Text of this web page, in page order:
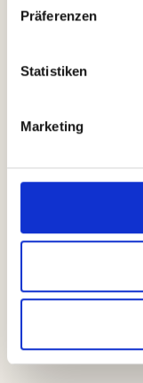
Präferenzen
Statistiken
Marketing